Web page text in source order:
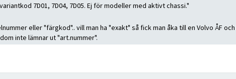
7D01, 7D04, 7D05. Ej för modeller med aktivt chassi."
eller "färgkod".. vill man ha "exakt" så fick man åka till en Volvo ÅF
inte lämnar ut "art.nummer".